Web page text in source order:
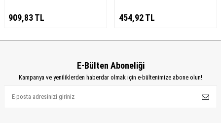
909,83TL 454,92TL
E-Bülten Aboneliği
Kampanya ve yeniliklerden haberdar olmak için e-bültenimize abone olun!